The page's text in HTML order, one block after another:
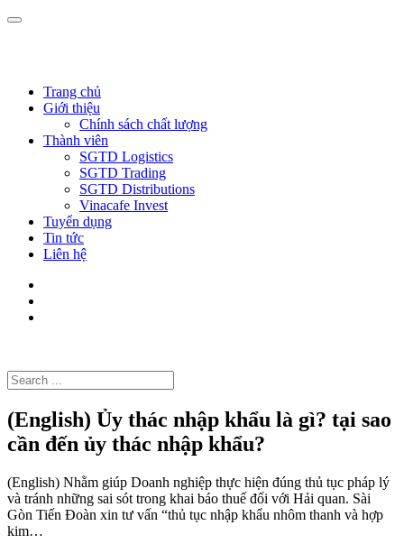
Trang chủ
Giới thiệu
Chính sách chất lượng
Thành viên
SGTD Logistics
SGTD Trading
SGTD Distributions
Vinacafe Invest
Tuyển dụng
Tin tức
Liên hệ
(English) Ủy thác nhập khẩu là gì? tại sao
cần đến ủy thác nhập khẩu?
(English) Nhằm giúp Doanh nghiệp thực hiện đúng thủ tục pháp lý
và tránh những sai sót trong khai báo thuế đối với Hải quan. Sài
Gòn Tiến Đoàn xin tư vấn “thủ tục nhập khẩu nhôm thanh và hợp
kim…